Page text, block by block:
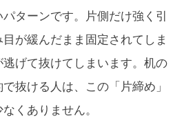
ターンです。片側だけ強く引
が緩んだまま固定されてしま
げて抜けてしまいます。机の
抜ける人は、この「片締め」
くありません。